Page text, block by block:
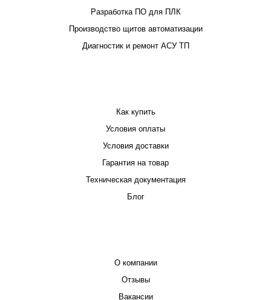
Разработка ПО для ПЛК
Производство щитов автоматизации
Диагностик и ремонт АСУ ТП
Как купить
Условия оплаты
Условия доставки
Гарантия на товар
Техническая документация
Блог
О компании
Отзывы
Вакансии